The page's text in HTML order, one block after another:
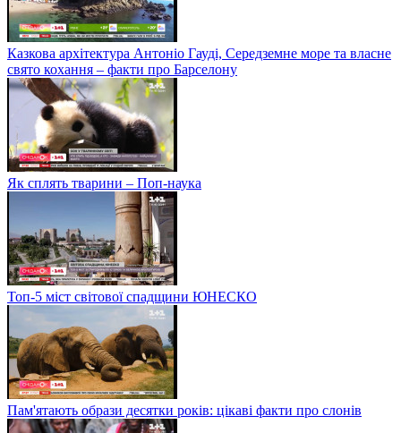
Казкова архітектура Антоніо Гауді, Середземне море та власне
свято кохання – факти про Барселону
Як сплять тварини – Поп-наука
Топ-5 міст світової спадщини ЮНЕСКО
Пам'ятають образи десятки років: цікаві факти про слонів